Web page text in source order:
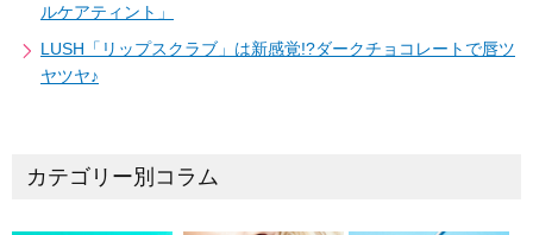
ルケアティント」
LUSH「リップスクラブ」は新感覚!?ダークチョコレートで唇ツ
ヤツヤ♪
カテゴリー別コラム